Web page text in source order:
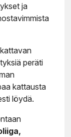
ja
peräti
kattausta
löydä.